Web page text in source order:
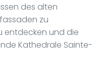
des alten
zu
entdecken und die
Kathedrale Sainte-